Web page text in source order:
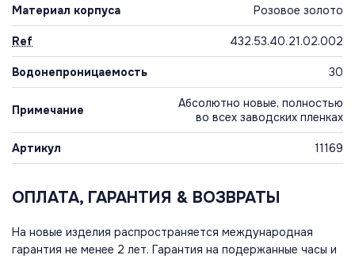
Материал корпуса Розовое золото
Ref 432.53.40.21.02.002
Водонепроницаемость 30
Примечание
Абсолютно новые, полностью
во всех заводских пленках
Артикул 11169
ОПЛАТА, ГАРАНТИЯ & ВОЗВРАТЫ
На новые изделия распространяется международная
гарантия не менее 2 лет. Гарантия на подержанные часы и